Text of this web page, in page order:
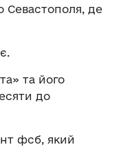
Севастополя, де
та його
до
фсб, який